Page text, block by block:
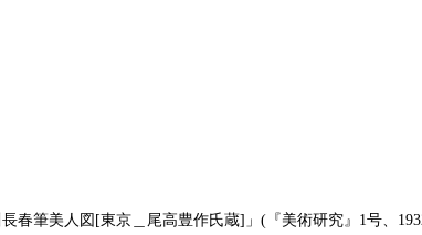
春筆美人図[東京＿尾高豊作氏蔵]」(『美術研究』1号、